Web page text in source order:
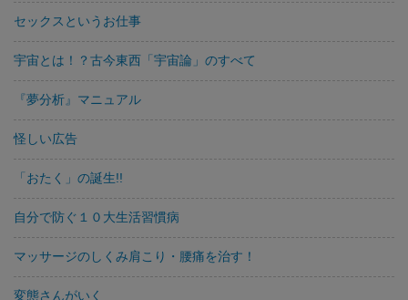
セックスというお仕事
宇宙とは！？古今東西「宇宙論」のすべて
『夢分析』マニュアル
怪しい広告
「おたく」の誕生!!
自分で防ぐ１０大生活習慣病
マッサージのしくみ肩こり・腰痛を治す！
変態さんがいく